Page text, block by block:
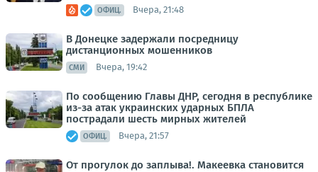
ОФИЦ. Вчера, 21:48
В Донецке задержали посредницу
дистанционных мошенников
СМИ Вчера, 19:42
По сообщению Главы ДНР, сегодня в республике
из-за атак украинских ударных БПЛА
пострадали шесть мирных жителей
ОФИЦ. Вчера, 21:57
От прогулок до заплыва!. Макеевка становится